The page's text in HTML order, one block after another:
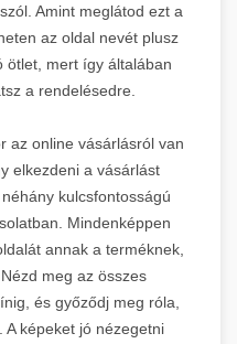
Amint meglátod ezt a
az oldal nevét plusz
ötlet, mert így általában
a rendelésedre.
az online vásárlásról van
elkezdeni a vásárlást
kulcsfontosságú
Mindenképpen
annak a terméknek,
meg az összes
és győződj meg róla,
A képeket jó nézegetni